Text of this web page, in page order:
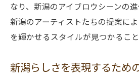
なり、新潟のアイブロウシーンの進
新潟のアーティストたちの提案に
を輝かせるスタイルが見つかること
新潟らしさを表現するため